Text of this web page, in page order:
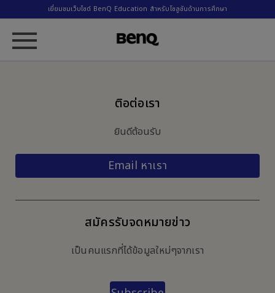
เยี่ยมชมเว็บไซต์ BenQ Education สำหรับโซลูชันด้านการศึกษา
ติอต่อเรา
ยินดีต้อนรับ
Email หาเรา
สมัครรับจดหมายข่าว
เป็นคนแรกที่ได้ข้อมูลใหม่ๆจากเรา